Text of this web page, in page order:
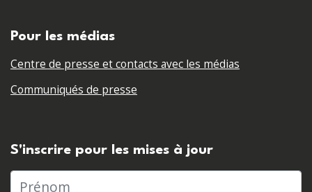
Pour les médias
Centre de presse et contacts avec les médias
Communiqués de presse
S'inscrire pour les mises à jour
Prénom